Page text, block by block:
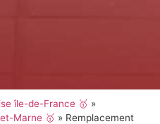
île-de-France 🥇 »
Marne 🥇 » Remplacement